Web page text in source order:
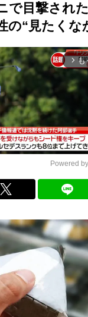
目撃され
の“見たくな
arrow_forward_ios も
Powered by